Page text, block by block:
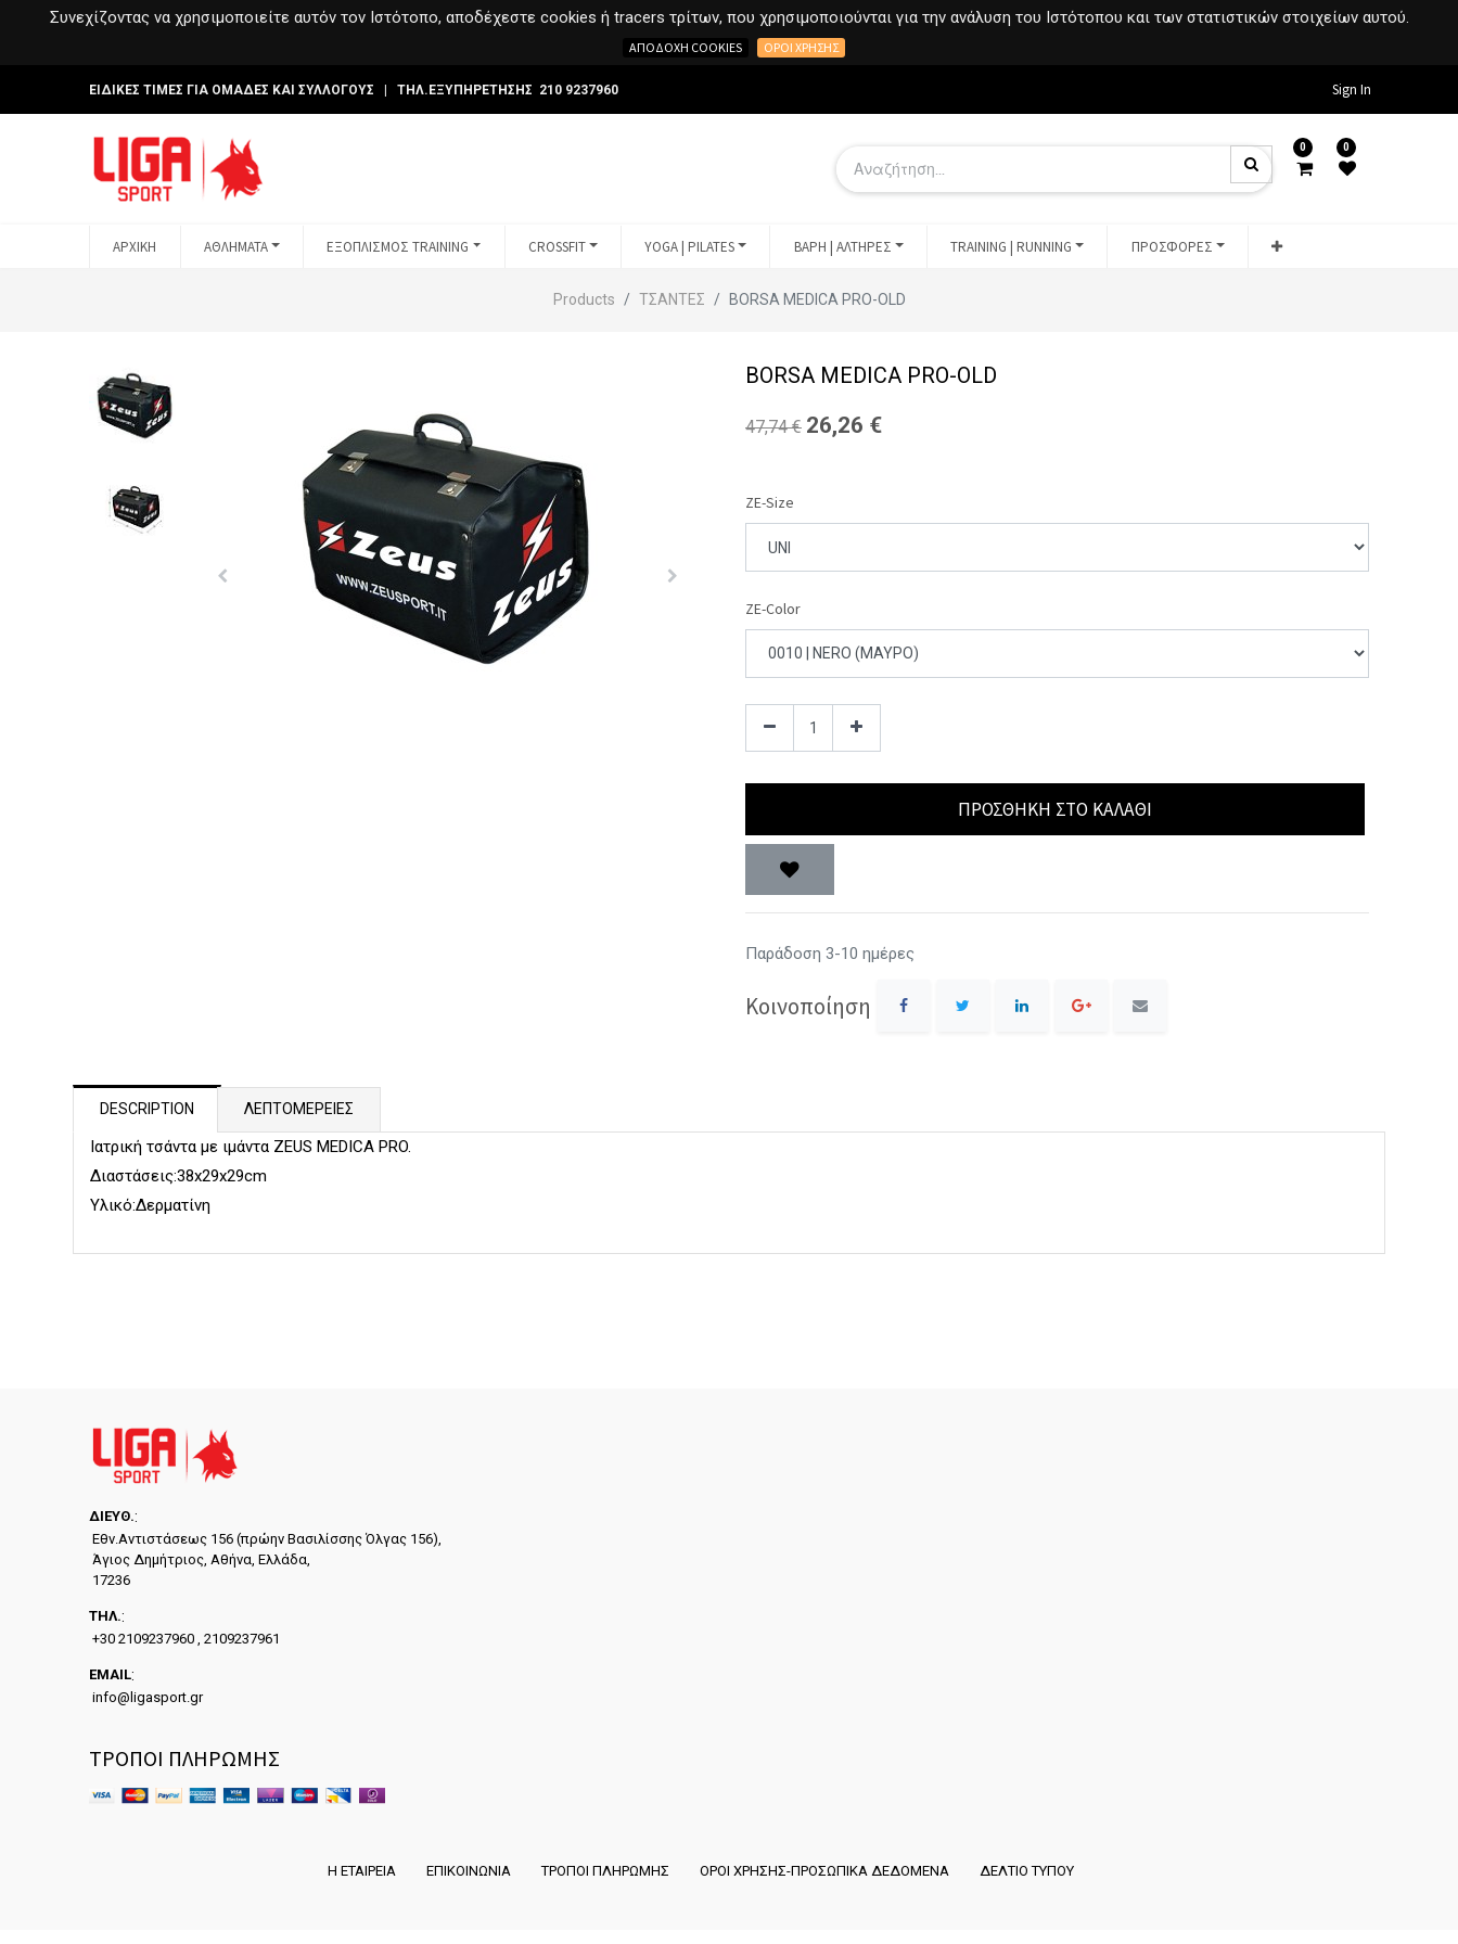
Συνεχίζοντας να χρησιμοποιείτε αυτόν τον Ιστότοπο, αποδέχεστε cookies ή tracers τρίτων, που χρησιμοποιούνται για την ανάλυση του Ιστότοπου και των στατιστικών στοιχείων αυτού.
ΑΠΟΔΟΧΉ COOKIES ΌΡΟΙ ΧΡΉΣΗΣ
ΕΙΔΙΚΕΣ ΤΙΜΕΣ ΓΙΑ ΟΜΑΔΕΣ ΚΑΙ ΣΥΛΛΟΓΟΥΣ | ΤΗΛ.ΕΞΥΠΗΡΕΤΗΣΗΣ 210 9237960 Sign In
0 0
ΑΡΧΙΚΗ ΑΘΛΗΜΑΤΑ ΕΞΟΠΛΙΣΜΟΣ TRAINING CROSSFIT YOGA | PILATES ΒΑΡΗ | ΑΛΤΗΡΕΣ TRAINING | RUNNING ΠΡΟΣΦΟΡΕΣ
Products ΤΣΑΝΤΕΣ BORSA MEDICA PRO-OLD
BORSA MEDICA PRO-OLD
47,74€ 26,26 €
ZE-Size
ZE-Color
ΠΡΟΣΘΉΚΗ ΣΤΟ ΚΑΛΆΘΙ
Παράδοση 3-10 ημέρες
Κοινοποίηση
DESCRIPTION ΛΕΠΤΟΜΕΡΕΙΕΣ
Ιατρική τσάντα με ιμάντα ZEUS MEDICA PRO.
Διαστάσεις:38x29x29cm
Υλικό:Δερματίνη
ΔΙΕYΘ.:
Εθν.Αντιστάσεως 156 (πρώην Βασιλίσσης Όλγας 156),
Άγιος Δημήτριος, Αθήνα, Ελλάδα,
17236
ΤΗΛ.:
+30 2109237960 , 2109237961
EMAIL:
info@ligasport.gr
ΤΡΟΠΟΙ ΠΛΗΡΩΜΗΣ
Η ΕΤΑΙΡΕΙΑ ΕΠΙΚΟΙΝΩΝΙΑ ΤΡΟΠΟΙ ΠΛΗΡΩΜΗΣ ΟΡΟΙ ΧΡΗΣΗΣ-ΠΡΟΣΩΠΙΚΑ ΔΕΔΟΜΕΝΑ ΔΕΛΤΙΟ ΤΥΠΟΥ